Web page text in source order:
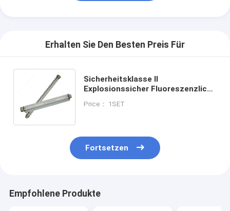
Erhalten Sie Den Besten Preis Für
Sicherheitsklasse II
Explosionssicher Fluoreszenzlicht
Korrosionsbeständig 1/2/3
Price： 1SET
Fortsetzen
Empfohlene Produkte